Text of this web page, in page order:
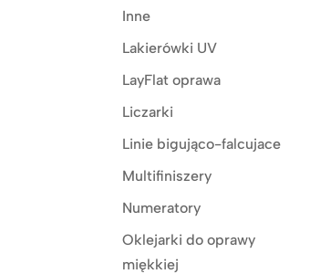
Inne
Lakierówki UV
LayFlat oprawa
Liczarki
Linie bigująco-falcujace
Multifiniszery
Numeratory
Oklejarki do oprawy
miękkiej